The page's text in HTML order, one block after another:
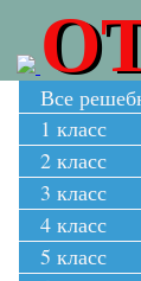
Все
1 класс
2 класс
3 класс
4 класс
5 класс